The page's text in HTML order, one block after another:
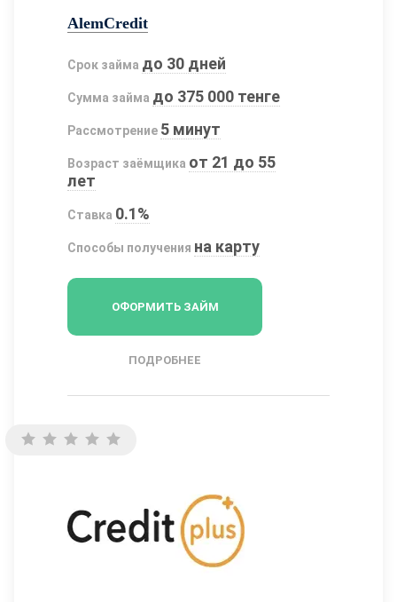
AlemCredit
Срок займа до 30 дней
Сумма займа до 375 000 тенге
Рассмотрение 5 минут
Возраст заёмщика от 21 до 55
лет
Ставка 0.1%
Способы получения на карту
ОФОРМИТЬ ЗАЙМ
ПОДРОБНЕЕ